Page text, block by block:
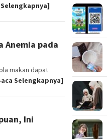
Anemia pada
makan dapat
Selengkapnya]
Ini